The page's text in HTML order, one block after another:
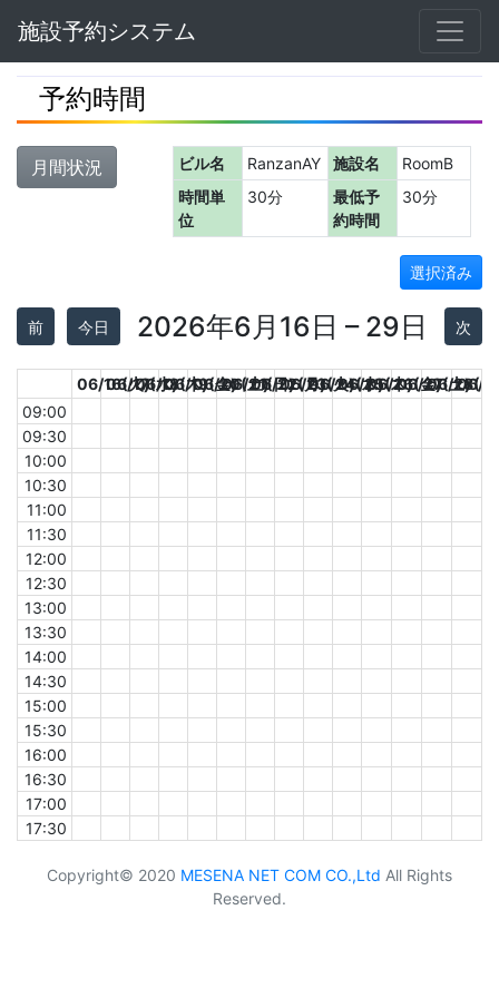
Navbar
施設予約システム
予約時間
月間状況 ビル名 RanzanAY 施設名
RoomB
時間単
位
30分
最低予
約時間
30分
選択済み
前 今日 2026年6月16日 – 29日 次
06/16(火)
06/17(水)
06/18(木)
06/19(金)
06/20(土)
06/21(日)
06/22(月)
06/23(火)
06/24(水)
06/25(木)
06/26(金)
06/27(土)
06/28(
06/
09:00
09:30
10:00
10:30
11:00
11:30
12:00
12:30
13:00
13:30
14:00
14:30
15:00
15:30
16:00
16:30
17:00
17:30
Copyright© 2020 MESENA NET COM CO.,Ltd All Rights
Reserved.